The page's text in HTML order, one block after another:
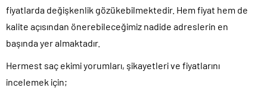
fiyatlarda değişkenlik gözükebilmektedir. Hem fiyat hem de
kalite açısından önerebileceğimiz nadide adreslerin en
başında yer almaktadır.
Hermest saç ekimi yorumları, şikayetleri ve fiyatlarını
incelemek için;